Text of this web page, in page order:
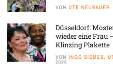
VON UTE NEUBAUER
Düsseldorf:
wieder eine Frau
Klinzing Plakette
VON INGO SIEMES,
2026